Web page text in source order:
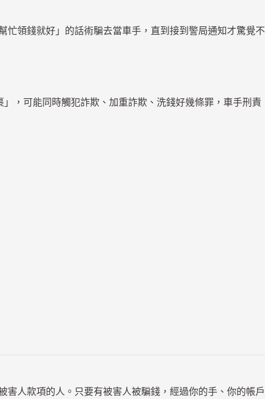
領錢就好」的話術騙去當車手，直到接到警局通知才驚覺不
，可能同時觸犯詐欺、加重詐欺、洗錢好幾條罪，車手刑責
人款項的人。只要有被害人被騙錢，經過你的手、你的帳戶